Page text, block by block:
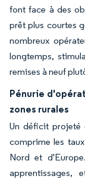
font face à des
prêt plus courtes
nombreux
longtemps,
remises à neuf
Pénurie
zones rurales
Un déficit projeté
comprime les
Nord et
apprentissages,